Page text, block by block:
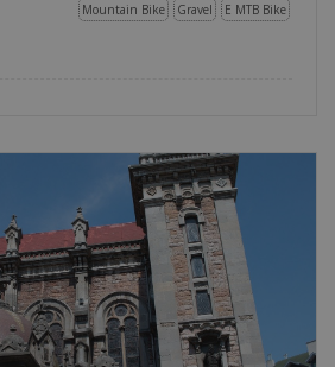
E MTB Bike
Gravel
Mountain Bike